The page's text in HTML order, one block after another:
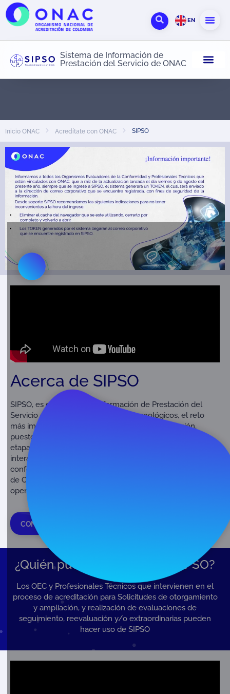
EN
Sistema de Información de
Prestación del Servicio de ONAC
Inicio ONAC Acredítate con ONAC SIPSO
Acerca de SIPSO
SIPSO, es el Sistema de Información de Prestación del
Servicio de ONAC es, en términos tecnológicos, el reto
más importante para la evolución de la organización,
puesto que permitirá sistematizar la gestión de todas las
etapas del proceso de acreditación, facilitando la
interacción entre los organismos evaluadores de la
conformidad, los equipos evaluadores y la administración
de ONAC, y aportando mayor trazabilidad y agilidad en la
operación coherente de cada esquema de acreditación.
CONOCE SUS FASES DE DESARROLLO
¿Quién puede hacer uso de SIPSO?
Los OEC y Profesionales Técnicos que intervienen en el
proceso de acreditación para Solicitudes de otorgamiento
y ampliación, y realización de evaluaciones de
seguimiento, reevaluación y/o extraordinarias pueden
hacer uso de SIPSO